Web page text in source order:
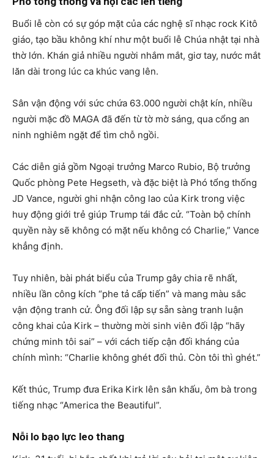
Buổi lễ còn có sự góp mặt của các nghệ sĩ nhạc rock Kitô
giáo, tạo bầu không khí như một buổi lễ Chúa nhật tại nhà
thờ lớn. Khán giả nhiều người nhắm mắt, giơ tay, nước mắt
lăn dài trong lúc ca khúc vang lên.
Sân vận động với sức chứa 63.000 người chật kín, nhiều
người mặc đồ MAGA đã đến từ tờ mờ sáng, qua cổng an
ninh nghiêm ngặt để tìm chỗ ngồi.
Các diễn giả gồm Ngoại trưởng Marco Rubio, Bộ trưởng
Quốc phòng Pete Hegseth, và đặc biệt là Phó tổng thống
JD Vance, người ghi nhận công lao của Kirk trong việc
huy động giới trẻ giúp Trump tái đắc cử. “Toàn bộ chính
quyền này sẽ không có mặt nếu không có Charlie,” Vance
khẳng định.
Tuy nhiên, bài phát biểu của Trump gây chia rẽ nhất,
nhiều lần công kích “phe tả cấp tiến” và mang màu sắc
vận động tranh cử. Ông đối lập sự sẵn sàng tranh luận
công khai của Kirk – thường mời sinh viên đối lập “hãy
chứng minh tôi sai” – với cách tiếp cận đối kháng của
chính mình: “Charlie không ghét đối thủ. Còn tôi thì ghét.”
Kết thúc, Trump đưa Erika Kirk lên sân khấu, ôm bà trong
tiếng nhạc “America the Beautiful”.
Nỗi lo bạo lực leo thang